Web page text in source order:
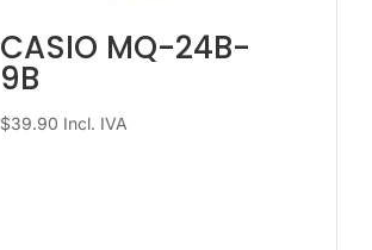
CASIO MQ-24B-
9B
$39.90 Incl. IVA